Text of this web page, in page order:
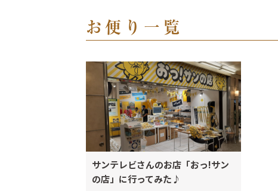
お便り一覧
サンテレビさんのお店「おっ!サン
の店」に行ってみた♪